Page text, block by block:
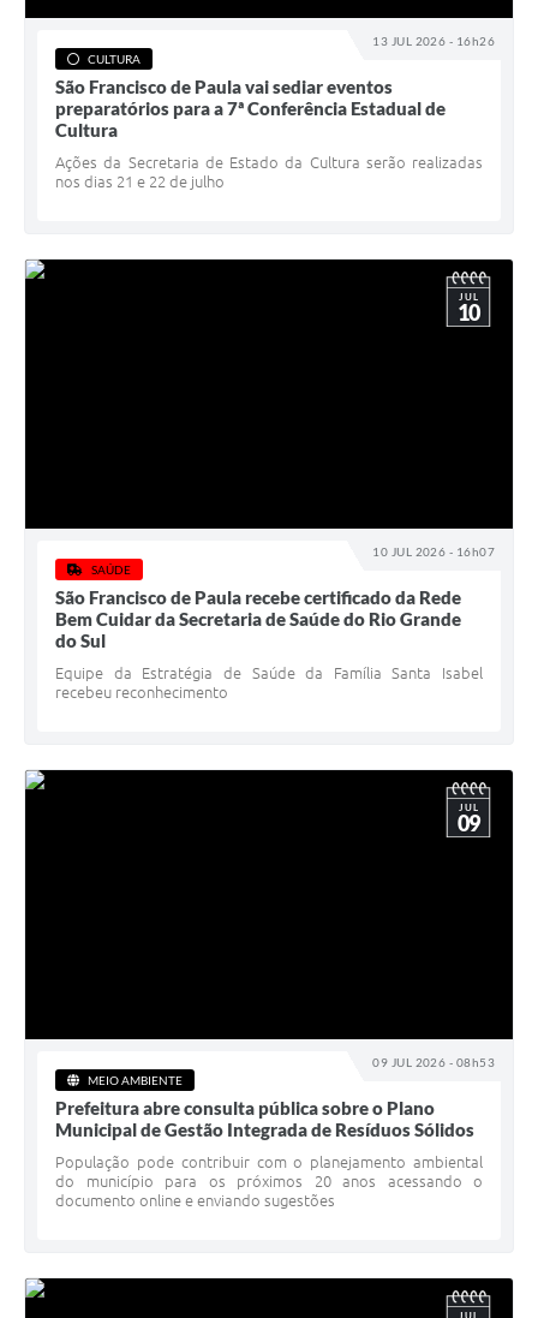
13 JUL 2026 - 16h26
CULTURA
São Francisco de Paula vai sediar eventos
preparatórios para a 7ª Conferência Estadual de
Cultura
Ações da Secretaria de Estado da Cultura serão realizadas
nos dias 21 e 22 de julho
10 JUL 2026 - 16h07
JUL
10
SAÚDE
São Francisco de Paula recebe certificado da Rede
Bem Cuidar da Secretaria de Saúde do Rio Grande
do Sul
Equipe da Estratégia de Saúde da Família Santa Isabel
recebeu reconhecimento
09 JUL 2026 - 08h53
JUL
09
MEIO AMBIENTE
Prefeitura abre consulta pública sobre o Plano
Municipal de Gestão Integrada de Resíduos Sólidos
População pode contribuir com o planejamento ambiental
do município para os próximos 20 anos acessando o
documento online e enviando sugestões